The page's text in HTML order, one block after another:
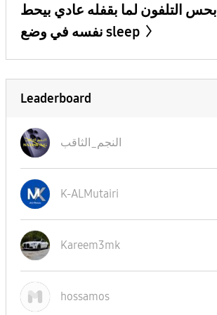
بحس التلفون لما بقفله عادي بيحط
نفسه في وضع sleep
Leaderboard
النجم_الثاقب
K-ALMutairi
Kareem3mk
hossamos